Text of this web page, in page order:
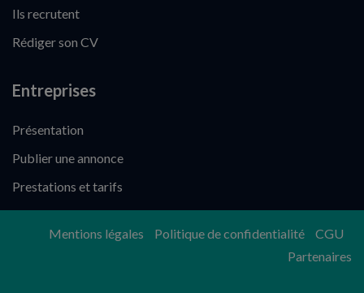
Ils recrutent
Rédiger son CV
Entreprises
Présentation
Publier une annonce
Prestations et tarifs
Mentions légales Politique de confidentialité
CGU
Partenaires